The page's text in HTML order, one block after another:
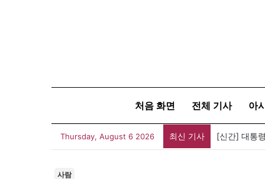
처음 화면 전체 기사 아
Thursday, August 6 2026 최신 기사 세계 코리아
사람